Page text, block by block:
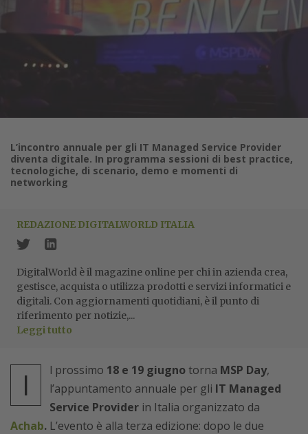
L’incontro annuale per gli IT Managed Service Provider
diventa digitale. In programma sessioni di best practice,
tecnologiche, di scenario, demo e momenti di
networking
REDAZIONE DIGITALWORLD ITALIA
DigitalWorld è il magazine online per chi in azienda crea,
gestisce, acquista o utilizza prodotti e servizi informatici e
digitali. Con aggiornamenti quotidiani, è il punto di
riferimento per notizie,...
Leggi tutto
I l prossimo 18 e 19 giugnotorna MSP Day,
l’appuntamento annuale per gli IT Managed
Service Provider in Italia organizzato da
Achab. L’evento è alla terza edizione: dopo le due